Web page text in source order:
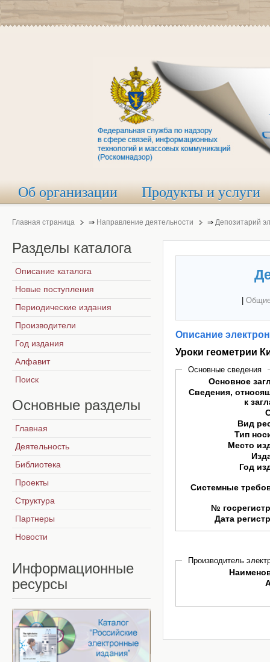
Об организации Продукты и услуги
Главная страница ⇒ Направление деятельности ⇒ Депозитарий
Описание
Уроки геометрии
Основные сведения
Основное
Сведения,
к
Вид
Тип
Место
Год
Системные
№
Дата
Производитель
Разделы каталога
Описание каталога
Новые поступления
Периодические издания
Производители
Год издания
Алфавит
Поиск
Основные разделы
Главная
Деятельность
Библиотека
Проекты
Структура
Партнеры
Новости
Информационные
ресурсы